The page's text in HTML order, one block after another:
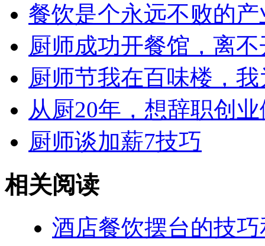
餐饮是个永远不败的
厨师成功开餐馆，离
厨师节我在百味楼，
从厨20年，想辞职创
厨师谈加薪7技巧
相关阅读
酒店餐饮摆台的技